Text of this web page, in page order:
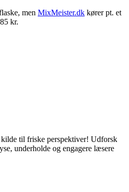
men MixMeister.dk kører pt. et
kr.
til friske perspektiver! Udforsk
underholde og engagere læsere